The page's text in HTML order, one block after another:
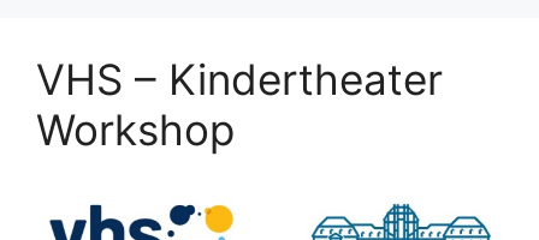
VHS – Kindertheater
Workshop